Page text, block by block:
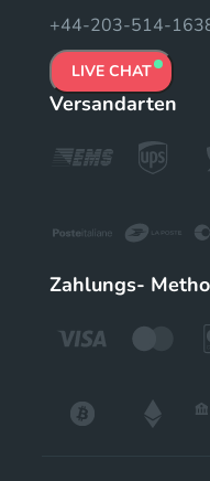
+44-203-514-
LIVE CHAT
Versandarten
Zahlungs-